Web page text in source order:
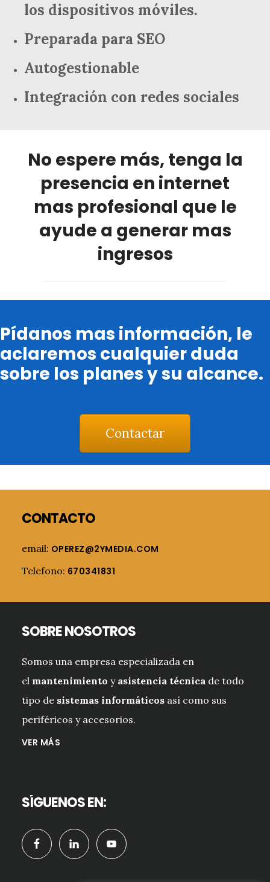
los dispositivos móviles.
Preparada para SEO
Autogestionable
Integración con redes sociales
No espere más, tenga la
presencia en internet
mas profesional que le
ayude a generar mas
ingresos
Pídanos mas información, le
aclaremos cualquier duda
sobre los planes y su alcance.
Contactar
CONTACTO
email: OPEREZ@2YMEDIA.COM
Telefono: 670341831
SOBRE NOSOTROS
Somos una empresa especializada en
el mantenimiento y asistencia técnica de todo
tipo de sistemas informáticos así como sus
periféricos y accesorios.
VER MÁS
SÍGUENOS EN: